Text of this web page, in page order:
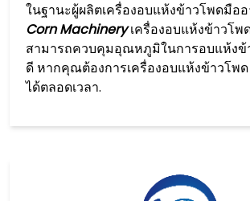
ในฐานะผู้ผลิตเครื่องอบแห้งข้าวโพดมือ
Corn Machineryเครื่องอบแห้งข้าวโพ
สามารถควบคุมอุณหภูมิในการอบแห้งข้
ดี หากคุณต้องการเครื่องอบแห้งข้าวโพด
ได้ตลอดเวลา.